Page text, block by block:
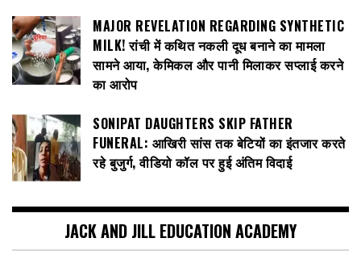
MAJOR REVELATION REGARDING SYNTHETIC
MILK! रांची में कथित नकली दूध बनाने का मामला
सामने आया, केमिकल और पानी मिलाकर सप्लाई करने
का आरोप
SONIPAT DAUGHTERS SKIP FATHER
FUNERAL: आखिरी सांस तक बेटियों का इंतजार करते
रहे बुजुर्ग, वीडियो कॉल पर हुई अंतिम विदाई
JACK AND JILL EDUCATION ACADEMY